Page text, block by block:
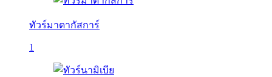
ทัวร์มาดากัสการ์
1